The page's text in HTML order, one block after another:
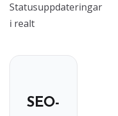
Statusuppdateringar
i realt
SEO-